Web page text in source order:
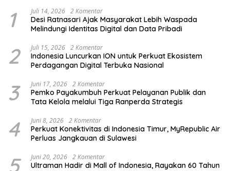
1 Juli 14, 2026 2 Komentar
Desi Ratnasari Ajak Masyarakat Lebih Waspada
Melindungi Identitas Digital dan Data Pribadi
2 Juli 15, 2026 2 Komentar
Indonesia Luncurkan ION untuk Perkuat Ekosistem
Perdagangan Digital Terbuka Nasional
3 Juni 17, 2026 2 Komentar
Pemko Payakumbuh Perkuat Pelayanan Publik dan
Tata Kelola melalui Tiga Ranperda Strategis
4 Juni 8, 2026 2 Komentar
Perkuat Konektivitas di Indonesia Timur, MyRepublic Air
Perluas Jangkauan di Sulawesi
5 Juni 20, 2026 2 Komentar
Ultraman Hadir di Mall of Indonesia, Rayakan 60 Tahun